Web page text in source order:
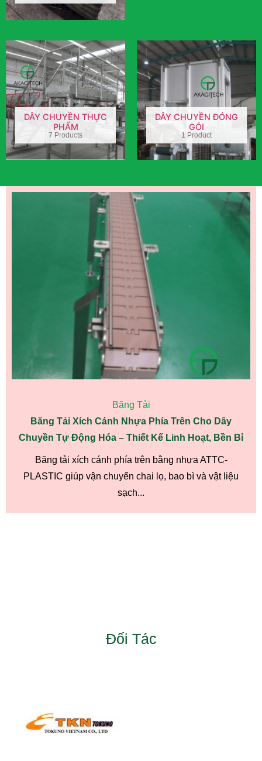
DÂY CHUYỀN THỰC
PHẨM
7 Products
DÂY CHUYỀN ĐÓNG
GÓI
1 Product
Băng Tải
Băng Tải Xích Cánh Nhựa Phía Trên Cho Dây
Chuyền Tự Động Hóa – Thiết Kế Linh Hoạt, Bền Bỉ
Băng tải xích cánh phía trên bằng nhựa ATTC-
PLASTIC giúp vận chuyển chai lọ, bao bì và vật liệu
sạch...
Đối Tác